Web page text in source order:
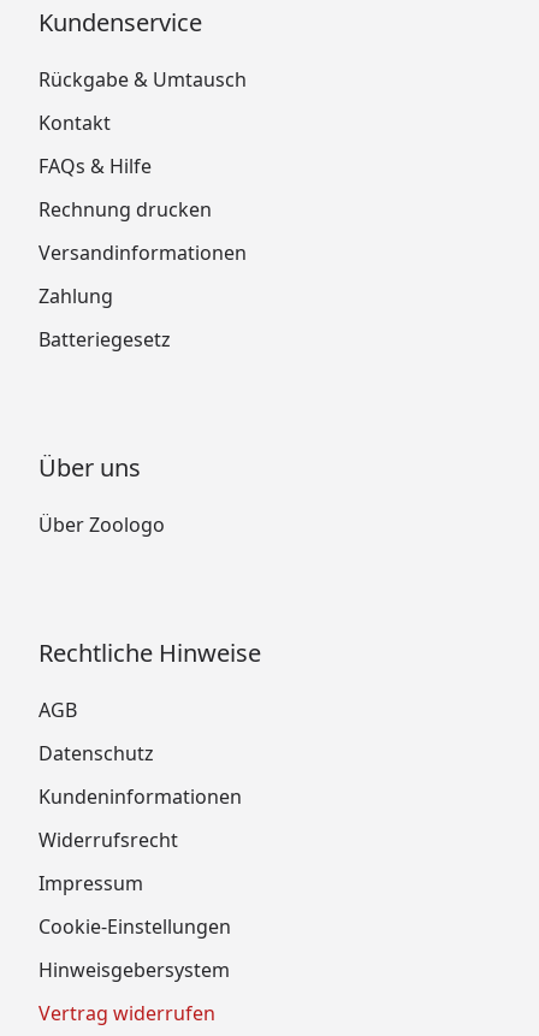
Kundenservice
Rückgabe & Umtausch
Kontakt
FAQs & Hilfe
Rechnung drucken
Versandinformationen
Zahlung
Batteriegesetz
Über uns
Über Zoologo
Rechtliche Hinweise
AGB
Datenschutz
Kundeninformationen
Widerrufsrecht
Impressum
Cookie-Einstellungen
Hinweisgebersystem
Vertrag widerrufen